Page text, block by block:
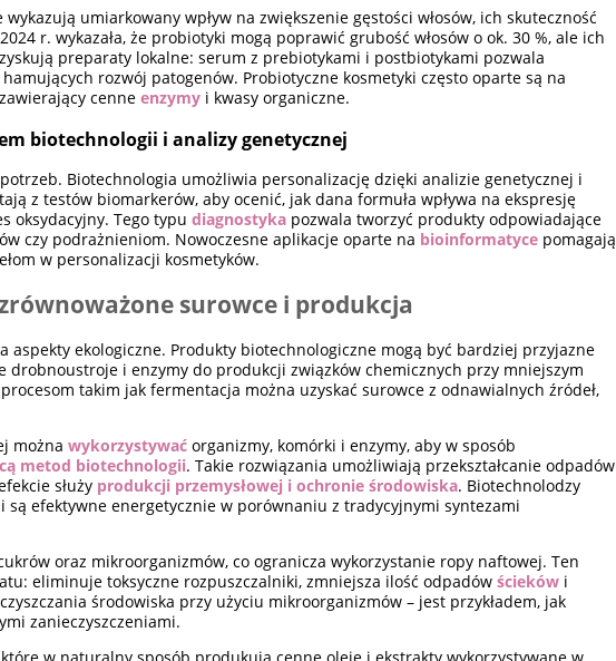
umiarkowany wpływ na zwiększenie gęstości włosów, ich skuteczność
r. wykazała, że probiotyki mogą poprawić grubość włosów o ok. 30 %, ale ich
preparaty lokalne: serum z prebiotykami i postbiotykami pozwala
rozwój patogenów. Probiotyczne kosmetyki często oparte są na
cenneenzymy i kwasy organiczne.
biotechnologii i analizy genetycznej
Biotechnologia umożliwia personalizację dzięki analizie genetycznej i
z testów biomarkerów, aby ocenić, jak dana formuła wpływa na ekspresję
oksydacyjny. Tego typudiagnostyka pozwala tworzyć produkty odpowiadające
czy podrażnieniom. Nowoczesne aplikacje oparte na bioinformatyce pomagają
w personalizacji kosmetyków.
surowce i produkcja
aspekty ekologiczne. Produkty biotechnologiczne mogą być bardziej przyjazne
drobnoustroje i enzymy do produkcji związków chemicznych przy mniejszym
takim jak fermentacja można uzyskać surowce z odnawialnych źródeł,
możnawykorzystywać organizmy, komórki i enzymy, aby w sposób
metod biotechnologii. Takie rozwiązania umożliwiają przekształcanie odpadów
służy produkcji przemysłowej i ochronie środowiska. Biotechnolodzy
i są efektywne energetycznie w porównaniu z tradycyjnymi syntezami
oraz mikroorganizmów, co ogranicza wykorzystanie ropy naftowej. Ten
eliminuje toksyczne rozpuszczalniki, zmniejsza ilość odpadówścieków i
środowiska przy użyciu mikroorganizmów – jest przykładem, jak
zanieczyszczeniami.